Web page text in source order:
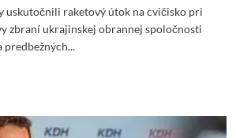
uskutočnili raketový útok na cvičisko pri
zbraní ukrajinskej obrannej spoločnosti